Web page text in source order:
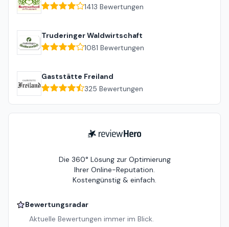
1413 Bewertungen
Truderinger Waldwirtschaft
1081 Bewertungen
Gaststätte Freiland
325 Bewertungen
ReviewHero
Die 360° Lösung zur Optimierung
Ihrer Online-Reputation.
Kostengünstig & einfach.
Bewertungsradar
Aktuelle Bewertungen immer im Blick.